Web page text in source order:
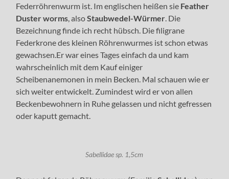
Federröhrenwurm ist. Im englischen heißen sie Feather
Duster worms, alsoStaubwedel-Würmer. Die
Bezeichnung finde ich recht hübsch. Die filigrane
Federkrone des kleinen Röhrenwurmes ist schon etwas
gewachsen.Er war eines Tages einfach da und kam
wahrscheinlich mit dem Kauf einiger
Scheibenanemonen in mein Becken. Mal schauen wie er
sich weiter entwickelt. Zumindest wird er von allen
Beckenbewohnern in Ruhe gelassen und nicht gefressen
oder kaputt gemacht.
Sabellidae sp. 1,5cm